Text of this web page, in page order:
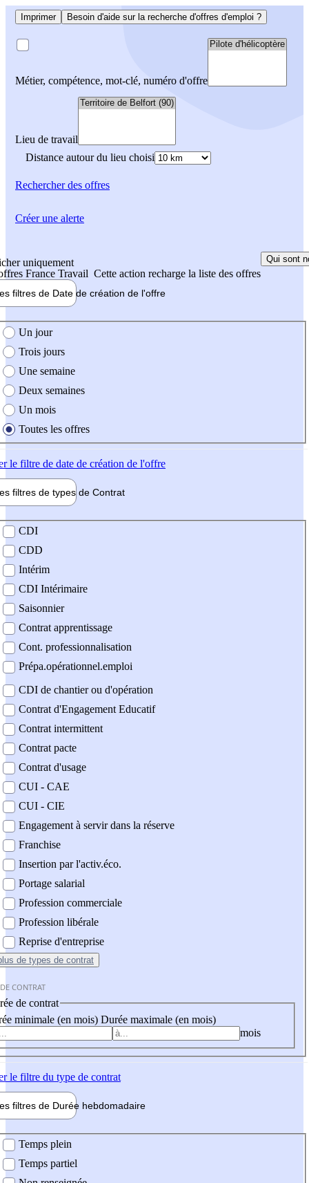
Imprimer Besoin d'aide sur la recherche d'offres d'emploi ?
Métier, compétence, mot-clé, numéro d'offre
Lieu de travail
Distance autour du lieu choisi
Rechercherdes offres
uniquement
France Travail Cette action recharge la liste des offres
Qui sont
filtres de Date de création de l'offre
création de l'offre
Un jour
Trois jours
Une semaine
Deux semaines
Un mois
Toutes les offres
le filtre de date de création de l'offre
filtres de types de Contrat
contrat
CDI
CDD
Intérim
CDI Intérimaire
Saisonnier
Contrat apprentissage
Cont. professionnalisation
Prépa.opérationnel.emploi
CDI de chantier ou d'opération
Contrat d'Engagement Educatif
Contrat intermittent
Contrat pacte
Contrat d'usage
CUI - CAE
CUI - CIE
Engagement à servir dans la réserve
Franchise
Insertion par l'activ.éco.
Portage salarial
Profession commerciale
Profession libérale
Reprise d'entreprise
de types de contrat
CONTRAT
de contrat
minimale (en mois) Durée maximale (en mois)
mois
le filtre du type de contrat
filtres de Durée hebdomadaire
Temps plein
Temps partiel
Créer une alerte